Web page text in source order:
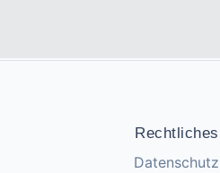
Rechtliches
Datenschutz